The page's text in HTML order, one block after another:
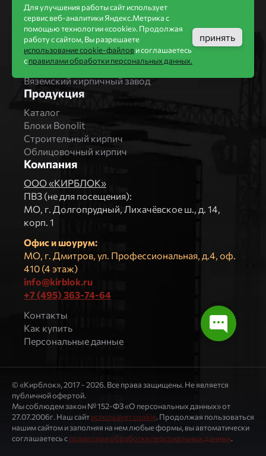
Bonolit
Завод Мстера
Вышневолоцкая керамика
Магма Керамик
Комбинат СТРОМА
Вяземский кирпичный завод
Продукция
Каталог
Блоки Bonolit
Строительный кирпич
Облицовочный кирпич
Компания
ООО «КИРБЛОК»
ПВЗ (не для посещения):
МO, г. Долгопрудный, Лихачёвское ш., д. 14,
корп. 1
Офис и шоурум:
МО, г. Дмитров, ул. Профессиональная, д.4, оф.
410 (4 этаж)
info@kirblok.ru
+7 (495) 363-74-64
Контакты
Как купить
Персональные данные
© «Кирблок», 2017 - 2026. Все права защищены. Не является
публичной офертой.
Мы соблюдем закон № 152-ФЗ «О персональных данных» от
27.07.2006г. Наш сайтиспользует cookie. Продолжая пользоваться
нашим сайтом и заполняя на нем любые формы, вы автоматически
соглашаетесь справилами обработки персональных данных.
Для улучшения работы сайт использует
сервис веб-аналитики Яндекс.Метрика с
помощью технологии «cookie». Продолжая
работу с сайтом, Вы разрешаете
использование cookie-файлови соглашаетесь
справилами обработки персональных данных.
принять